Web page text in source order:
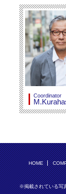
Coordinator
HOME
※掲載されている写